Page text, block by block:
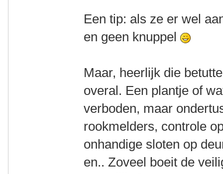
Een tip: als ze er wel
en geen knuppel
Maar, heerlijk die
overal. Een plantje of
verboden, maar
rookmelders, controle
onhandige sloten op
en.. Zoveel boeit de